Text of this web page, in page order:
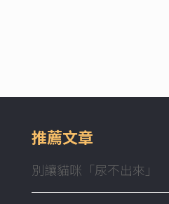
推薦文章
別讓貓咪「尿不出來」